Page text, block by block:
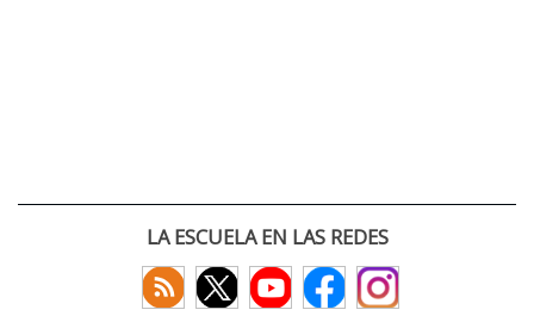
LA ESCUELA EN LAS REDES